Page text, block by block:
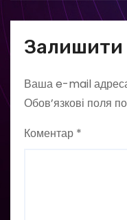
Залишити
Ваша e-mail
Обов’язкові поля
Коментар *